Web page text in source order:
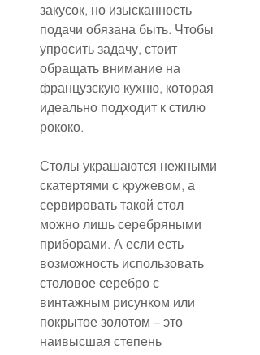
закусок, но изысканность
подачи обязана быть. Чтобы
упросить задачу, стоит
обращать внимание на
французскую кухню, которая
идеально подходит к стилю
рококо.
Столы украшаются нежными
скатертями с кружевом, а
сервировать такой стол
можно лишь серебряными
приборами. А если есть
возможность использовать
столовое серебро с
винтажным рисунком или
покрытое золотом – это
наивысшая степень